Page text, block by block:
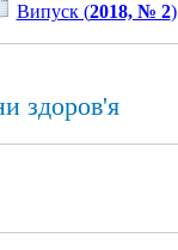
Випуск (2018, № 2)
здоров'я